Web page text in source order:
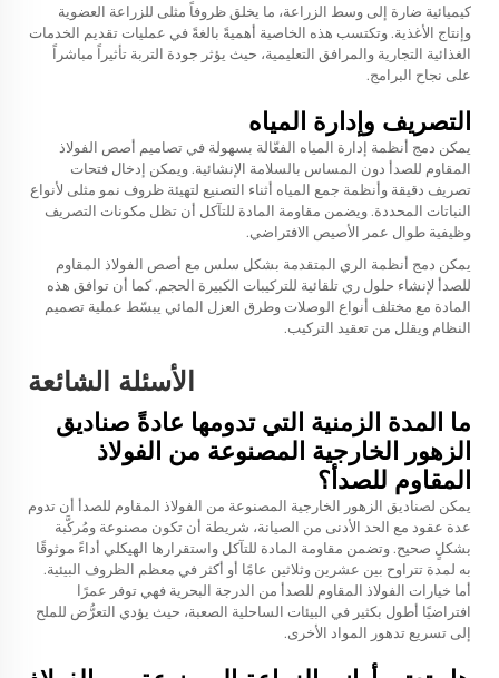
كيميائية ضارة إلى وسط الزراعة، ما يخلق ظروفاً مثلى للزراعة العضوية
وإنتاج الأغذية. وتكتسب هذه الخاصية أهميةً بالغةً في عمليات تقديم الخدمات
الغذائية التجارية والمرافق التعليمية، حيث يؤثر جودة التربة تأثيراً مباشراً
على نجاح البرامج.
التصريف وإدارة المياه
يمكن دمج أنظمة إدارة المياه الفعّالة بسهولة في تصاميم أصص الفولاذ
المقاوم للصدأ دون المساس بالسلامة الإنشائية. ويمكن إدخال فتحات
تصريف دقيقة وأنظمة جمع المياه أثناء التصنيع لتهيئة ظروف نمو مثلى لأنواع
النباتات المحددة. ويضمن مقاومة المادة للتآكل أن تظل مكونات التصريف
وظيفية طوال عمر الأصيص الافتراضي.
يمكن دمج أنظمة الري المتقدمة بشكل سلس مع أصص الفولاذ المقاوم
للصدأ لإنشاء حلول ري تلقائية للتركيبات الكبيرة الحجم. كما أن توافق هذه
المادة مع مختلف أنواع الوصلات وطرق العزل المائي يبسّط عملية تصميم
النظام ويقلل من تعقيد التركيب.
الأسئلة الشائعة
ما المدة الزمنية التي تدومها عادةً صناديق
الزهور الخارجية المصنوعة من الفولاذ
المقاوم للصدأ؟
يمكن لصناديق الزهور الخارجية المصنوعة من الفولاذ المقاوم للصدأ أن تدوم
عدة عقود مع الحد الأدنى من الصيانة، شريطة أن تكون مصنوعة ومُركَّبة
بشكلٍ صحيح. وتضمن مقاومة المادة للتآكل واستقرارها الهيكلي أداءً موثوقًا
به لمدة تتراوح بين عشرين وثلاثين عامًا أو أكثر في معظم الظروف البيئية.
أما خيارات الفولاذ المقاوم للصدأ من الدرجة البحرية فهي توفر عمرًا
افتراضيًا أطول بكثير في البيئات الساحلية الصعبة، حيث يؤدي التعرُّض للملح
إلى تسريع تدهور المواد الأخرى.